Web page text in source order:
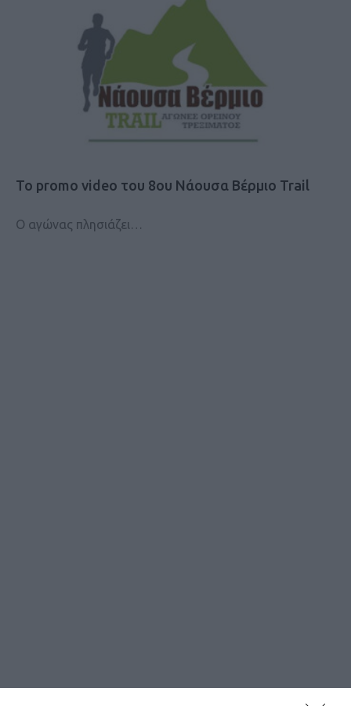
Το promo video του 8ου Νάουσα Βέρμιο Trail
Ο αγώνας πλησιάζει…